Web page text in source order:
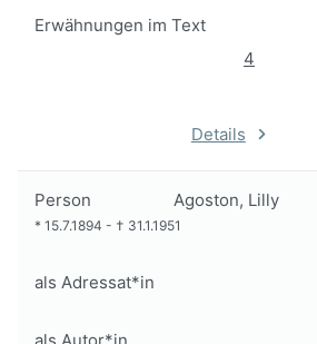
Erwähnungen im Text
4
Details
Person Agoston, Lilly
* 15.7.1894 - † 31.1.1951
als Adressat*in